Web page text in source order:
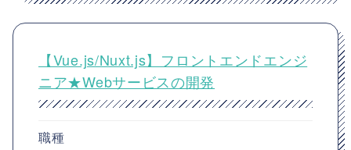
【Vue.js/Nuxt.js】フロントエンドエンジ
ニア★Webサービスの開発
職種